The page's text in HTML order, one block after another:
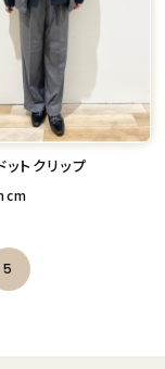
トクリップ
5